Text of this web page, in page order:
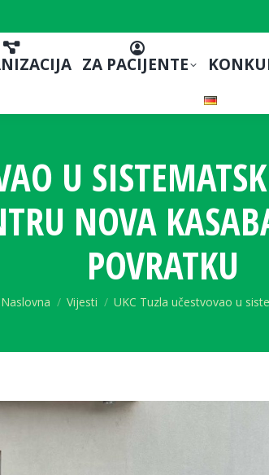
ZA PACIJENTE
U
NOVA
POVRATKU
You are here:
Naslovna Vijesti UKC Tuzla učestvovao u